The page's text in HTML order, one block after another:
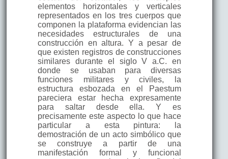
elementos horizontales y verticales
representados en los tres cuerpos que
componen la plataforma evidencian las
necesidades estructurales de una
construcción en altura. Y a pesar de
que existen registros de construcciones
similares durante el siglo V a.C. en
donde se usaban para diversas
funciones militares y civiles, la
estructura esbozada en el Paestum
pareciera estar hecha expresamente
para saltar desde ella. Y es
precisamente este aspecto lo que hace
particular a esta pintura: la
demostración de un acto simbólico que
se construye a partir de una
manifestación formal y funcional